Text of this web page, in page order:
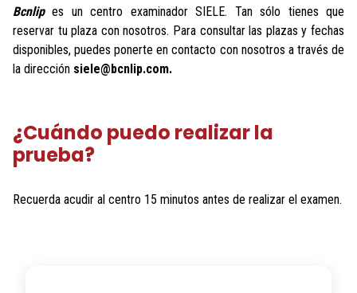
Bcnlipes un centro examinador SIELE. Tan sólo tienes que
reservar tu plaza con nosotros. Para consultar las plazas y fechas
disponibles, puedes ponerte en contacto con nosotros a través de
la dirección siele@bcnlip.com.
¿Cuándo puedo realizar la
prueba?
Recuerda acudir al centro 15 minutos antes de realizar el examen.